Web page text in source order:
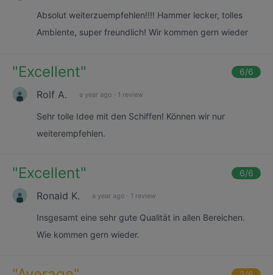
Absolut weiterzuempfehlen!!!! Hammer lecker, tolles
Ambiente, super freundlich! Wir kommen gern wieder
"Excellent" 6/6
Rolf A. a year ago · 1 review
Sehr tolle Idee mit den Schiffen! Können wir nur
weiterempfehlen.
"Excellent" 6/6
Ronald K. a year ago · 1 review
Insgesamt eine sehr gute Qualität in allen Bereichen.
Wie kommen gern wieder.